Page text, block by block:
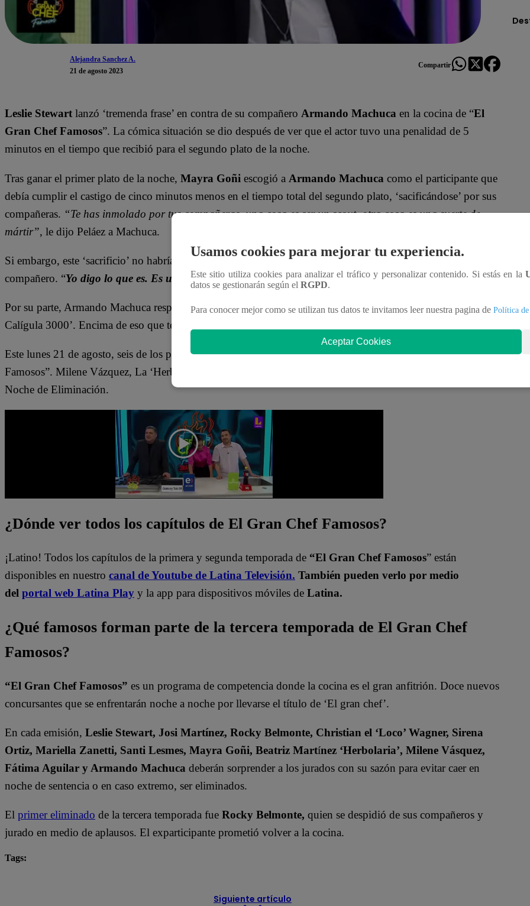
Alejandra Sanchez A.
21 de agosto 2023
Compartir
Leslie Stewart lanzó ‘tremenda frase’ en contra de su compañero Armando Machuca en la cocina de “El
Gran Chef Famosos”. La cómica situación se dio después de ver que el actor tuvo una penalidad de 5
minutos en el tiempo que recibió para el segundo plato de la noche.
Tras ganar el primer plato de la noche, Mayra Goñi escogió a Armando Machuca como el participante que
debía cumplir el castigo de cinco minutos menos en el tiempo total del segundo plato, ‘sacificándose’ por sus
compañeras. “Te has inmolado por tus compañeras, una cosa es ser un scout, otra cosa es una suerte de
mártir”, le dijo Peláez a Machuca.
Si embargo, este ‘sacrificio’ no habría significado nada para Leslie Stewart , quien lanzó un insulto contra su
compañero. “Yo digo lo que es. Es un h….”, aseguró
Por su parte, Armando Machuca respondió lo siguiente: “Encima que soy el presidente de su club de fans ‘
Calígula 3000’. Encima de eso que tengo un sticker de ella en el parachoques de mi auto desde el año 90”.
Este lunes 21 de agosto, seis de los participantes se enfrentaron en la Noche de Sentencia de “El Gran Chef
Famosos”. Milene Vázquez, La ‘Herbolaria del pueblo’, Armando Machuca y Fátima Aguilar pasaron a la
Noche de Eliminación.
¿Dónde ver todos los capítulos de El Gran Chef Famosos?
¡Latino! Todos los capítulos de la primera y segunda temporada de “El Gran Chef Famosos” están
disponibles en nuestro canal de Youtube de Latina Televisión. También pueden verlo por medio
del portal web Latina Play y la app para dispositivos móviles de Latina.
¿Qué famosos forman parte de la tercera temporada de El Gran Chef
Famosos?
“El Gran Chef Famosos” es un programa de competencia donde la cocina es el gran anfitrión. Doce nuevos
concursantes que se enfrentarán noche a noche por llevarse el título de ‘El gran chef’.
En cada emisión, Leslie Stewart, Josi Martínez, Rocky Belmonte, Christian el ‘Loco’ Wagner, Sirena
Ortiz, Mariella Zanetti, Santi Lesmes, Mayra Goñi, Beatriz Martínez ‘Herbolaria’, Milene Vásquez,
Fátima Aguilar y Armando Machuca deberán sorprender a los jurados con su sazón para evitar caer en
noche de sentencia o en caso extremo, ser eliminados.
El primer eliminado de la tercera temporada fue Rocky Belmonte, quien se despidió de sus compañeros y
jurado en medio de aplausos. El exparticipante prometió volver a la cocina.
Tags:
Siguiente artículo
Usamos cookies para mejorar tu experiencia.
Este sitio utiliza cookies para analizar el tráfico y personalizar contenido. Si estás en la
datos se gestionarán según el RGPD.
Para conocer mejor como se utilizan tus datos te invitamos leer nuestra pagina de Política
Aceptar Cookies